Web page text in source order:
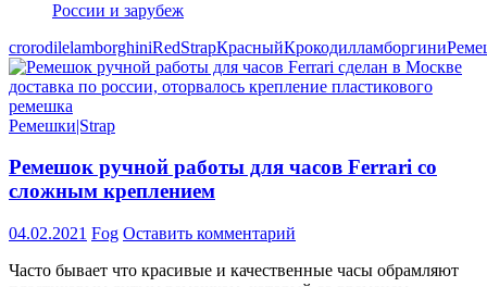
crorodilelamborghiniRedStrapКрасныйКрокодилламборгини
Ремешки|Strap
Ремешок ручной работы для часов Ferrari со
сложным креплением
04.02.2021 Fog Оставить комментарий
Часто бывает что красивые и качественные часы обрамляют